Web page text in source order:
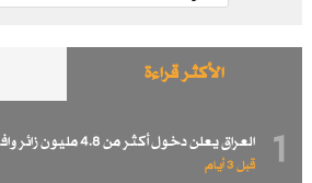
الأكثر قراءة
1 العراق يعلن دخول أكثر من 4.8 مليون زائر وافد لإحياء زيارة الأربعين
قبل 3 أيام